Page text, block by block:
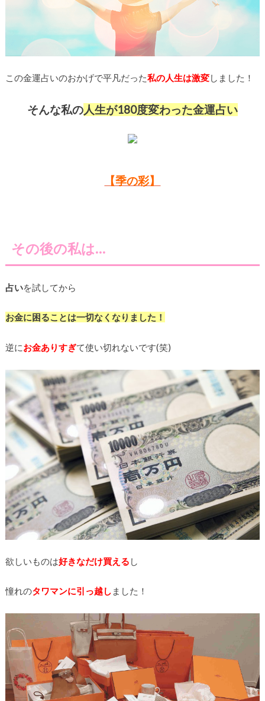
この金運占いのおかげで平凡だった私の人生は激変しました！
そんな私の人生が180度変わった金運占い
【季の彩】
その後の私は…
占いを試してから
お金に困ることは一切なくなりました！
逆にお金ありすぎて使い切れないです(笑)
欲しいものは好きなだけ買える し
憧れのタワマンに引っ越し ました！